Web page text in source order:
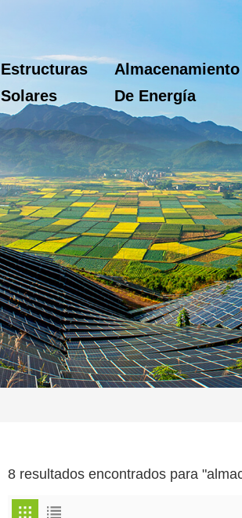
Estructuras
Solares
Almacenamiento
De Energía
8 resultados encontrados para